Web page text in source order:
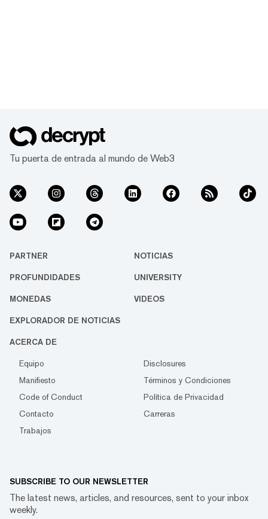
Tu puerta de entrada al mundo de Web3
PARTNER NOTICIAS
PROFUNDIDADES UNIVERSITY
MONEDAS VIDEOS
EXPLORADOR DE NOTICIAS
ACERCA DE
Equipo
Disclosures
Manifiesto
Términos y Condiciones
Code of Conduct
Política de Privacidad
Contacto
Carreras
Trabajos
SUBSCRIBE TO OUR NEWSLETTER
The latest news, articles, and resources, sent to your inbox
weekly.